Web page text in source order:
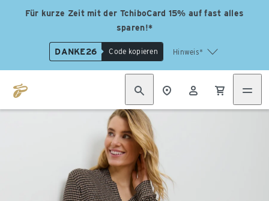
Für kurze Zeit mit der TchiboCard 15% auf fast alles
sparen!*
DANKE26 Code kopieren Hinweis*